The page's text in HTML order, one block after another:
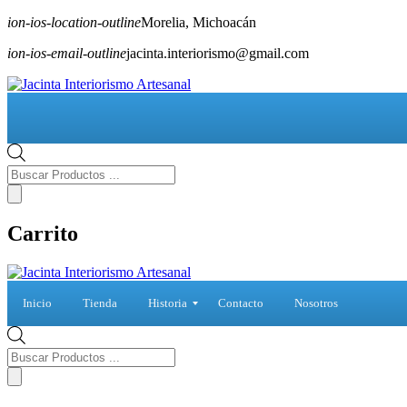
ion-ios-location-outlineMorelia, Michoacán
ion-ios-email-outlinejacinta.interiorismo@gmail.com
Búsqueda
de
Productos
Carrito
Inicio Tienda Historia Contacto Nosotros
Búsqueda
de
Productos